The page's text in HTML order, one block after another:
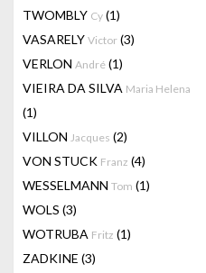
TWOMBLY Cy (1)
VASARELY Victor (3)
VERLON André (1)
VIEIRA DA SILVA Maria Helena
(1)
VILLON Jacques (2)
VON STUCK Franz (4)
WESSELMANN Tom (1)
WOLS (3)
WOTRUBA Fritz (1)
ZADKINE (3)